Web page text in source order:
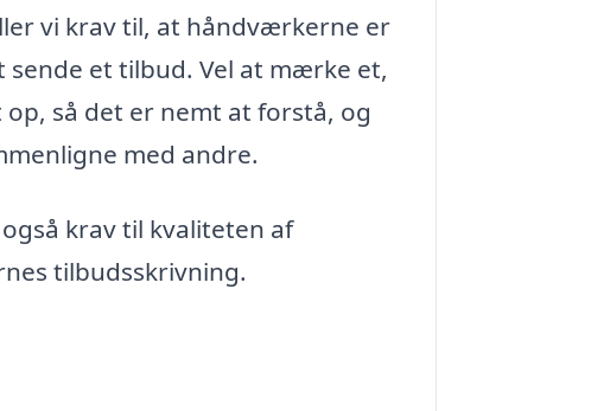
vi krav til, at håndværkerne er
sende et tilbud. Vel at mærke et,
så det er nemt at forstå, og
med andre.
krav til kvaliteten af
tilbudsskrivning.